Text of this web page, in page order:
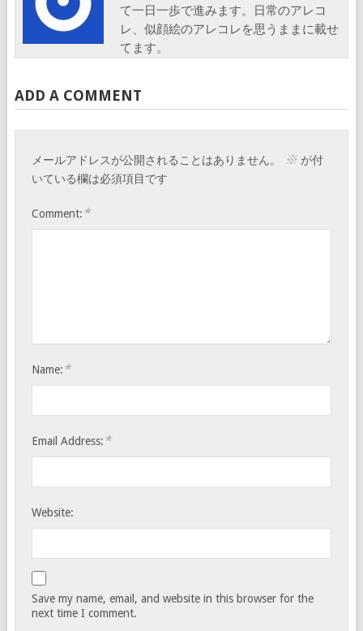
て一日一歩で進みます。日常のアレコ
レ、似顔絵のアレコレを思うままに載せ
てます。
ADD A COMMENT
メールアドレスが公開されることはありません。 ※ が付
いている欄は必須項目です
Comment: *
Name: *
Email Address: *
Website:
Save my name, email, and website in this browser for the
next time I comment.